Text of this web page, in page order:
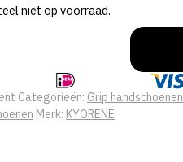
niet op voorraad.
Categorieën: Grip handschoenen
Merk: KYORENE